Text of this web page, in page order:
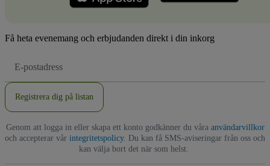
Få heta evenemang och erbjudanden direkt i din inkorg
postadress
Registrera dig på listan
Genom att logga in eller skapa ett konto godkänner du våra användarvillkor
och accepterar vår integritetspolicy. Du kan få SMS-aviseringar från oss och
kan välja bort det när som helst.